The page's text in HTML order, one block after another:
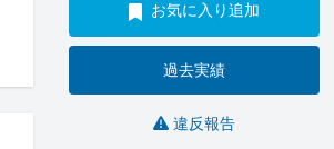
お気に入り追加
過去実績
違反報告